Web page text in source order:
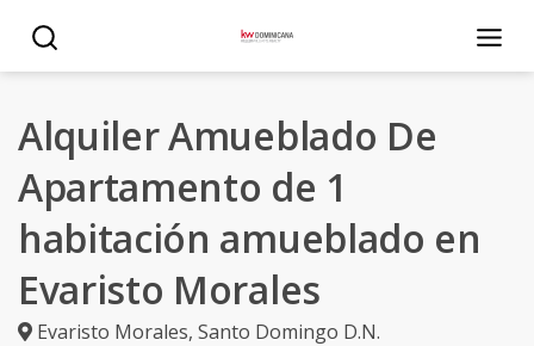
Alquiler Amueblado De
Apartamento de 1
habitación amueblado en
Evaristo Morales
Evaristo Morales, Santo Domingo D.N.